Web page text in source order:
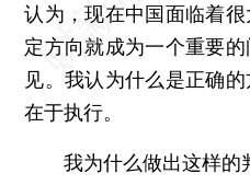
认为，现在中国面临着
定方向就成为一个重要
见。我认为什么是正确
在于执行。
我为什么做出这样的